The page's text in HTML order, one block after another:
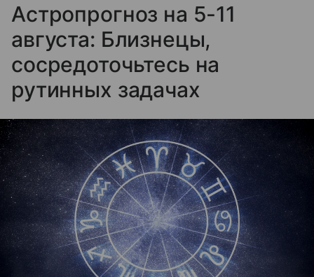
Астропрогноз на 5-11
августа: Близнецы,
сосредоточьтесь на
рутинных задачах